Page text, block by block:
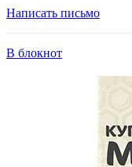
Написать письмо
В блокнот